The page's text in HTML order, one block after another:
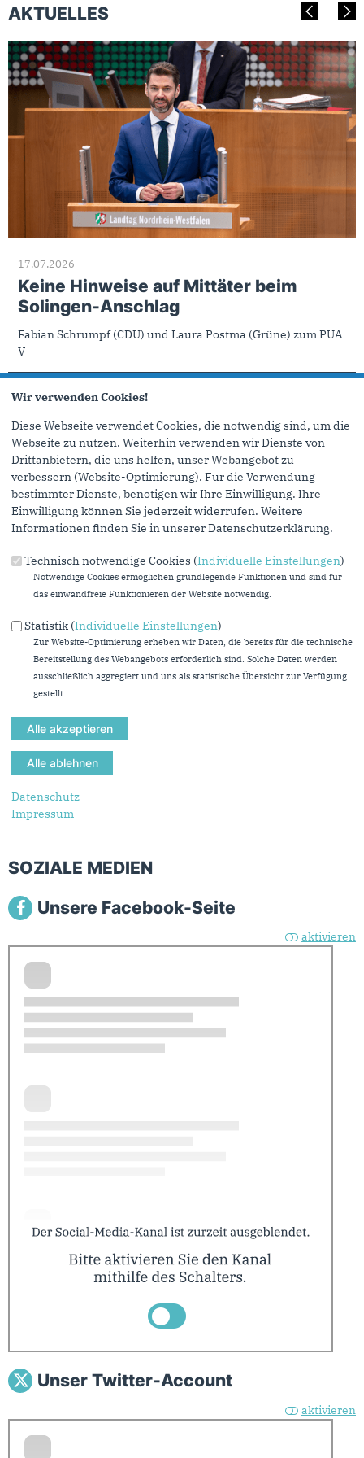
AKTUELLES
17.07.2026
Keine Hinweise auf Mittäter beim
Solingen-Anschlag
Fabian Schrumpf (CDU) und Laura Postma (Grüne) zum PUA
V
weitere Meldungen
Folgen Sie uns!
SOZIALE MEDIEN
Unsere Facebook-Seite
aktivieren
Unser Twitter-Account
aktivieren
Wir verwenden Cookies!
Diese Webseite verwendet Cookies, die notwendig sind, um die
Webseite zu nutzen. Weiterhin verwenden wir Dienste von
Drittanbietern, die uns helfen, unser Webangebot zu
verbessern (Website-Optimierung). Für die Verwendung
bestimmter Dienste, benötigen wir Ihre Einwilligung. Ihre
Einwilligung können Sie jederzeit widerrufen. Weitere
Informationen finden Sie in unserer Datenschutzerklärung.
Technisch notwendige Cookies (Individuelle Einstellungen)
Notwendige Cookies ermöglichen grundlegende Funktionen und sind für
das einwandfreie Funktionieren der Website notwendig.
Statistik (Individuelle Einstellungen)
Zur Website-Optimierung erheben wir Daten, die bereits für die technische
Bereitstellung des Webangebots erforderlich sind. Solche Daten werden
ausschließlich aggregiert und uns als statistische Übersicht zur Verfügung
gestellt.
Datenschutz
Impressum